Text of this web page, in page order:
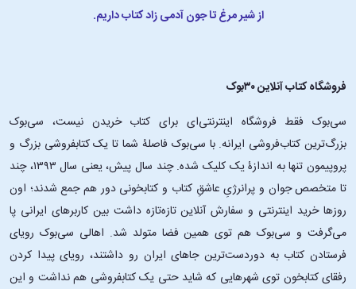
از شیر مرغ تا جون آدمی زاد کتاب داریم.
فروشگاه کتاب آنلاین ۳۰بوک
سی‌بوک فقط فروشگاه اینترنتی‌ای برای کتاب خریدن نیست، سی‌بوک
بزرگ‌ترین کتاب‌فروشی ایرانه. با سی‌بوک فاصلۀ شما تا یک کتابفروشی بزرگ و
پروپیمون تنها به اندازۀ یک کلیک شده. چند سال پیش، یعنی سال ۱۳۹۳، چند
تا متخصص جوان و پرانرژیِ عاشقِ کتاب و کتابخونی دور هم جمع شدند؛ اون‌
روزها خرید اینترنتی و سفارش آنلاین تازه‌تازه داشت بین کاربرهای ایرانی پا
می‌گرفت و سی‌بوک هم توی همین فضا متولد شد. اهالی سی‌بوک رویای
فرستادن کتاب به دوردست‌ترین جاهای ایران رو داشتند، رویای پیدا کردن
رفقای کتابخون توی شهرهایی که شاید حتی یک کتابفروشی هم نداشت و این